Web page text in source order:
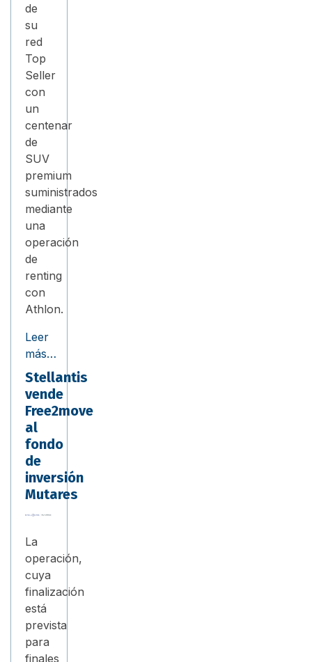
de
su
red
Top
Seller
con
un
centenar
de
SUV
premium
suministrados
mediante
una
operación
de
renting
con
Athlon.
Leer
más…
Stellantis
vende
Free2move
al
fondo
de
inversión
Mutares
La
operación,
cuya
finalización
está
prevista
para
finales